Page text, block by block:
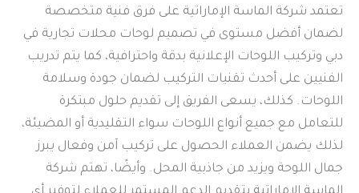
تعتمد شركة الماسة الإماراتية على فرق فنية متخصصة
لضمان أفضل مستوى في تصميم لوحات محلات تجارية في
دبي وتركيب اللوحات الإعلانية بدقة واحترافية، كما يتم تدريب
الفنيين على أحدث تقنيات التركيب لضمان جودة وسلامة
اللوحات. كذلك، يسعى الفريق إلى تقديم حلول مبتكرة
للتعامل مع جميع أنواع اللوحات سواء التقليدية أو المضيئة،
لذلك يضمن العملاء الحصول على تركيب آمن وفعال يبرز
جمال اللوحة ويزيد من جاذبية المحل. وأيضًا، تهتم شركة